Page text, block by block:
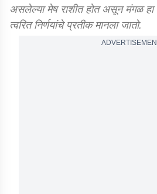
असलेल्या मेष राशीत होत असून मंगळ
त्वरित निर्णयांचे प्रतीक मानला जातो.